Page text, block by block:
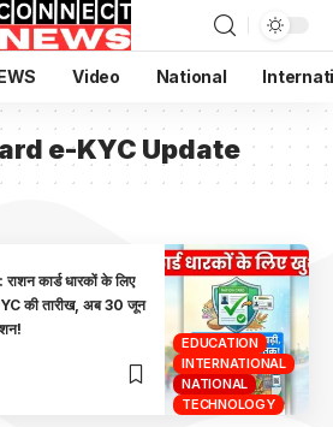
Video National
e-KYC Update
EDUCATION
INTERNATIONAL
NATIONAL
TECHNOLOGY
कार्ड धारकों के लिए
की तारीख, अब 30 जून